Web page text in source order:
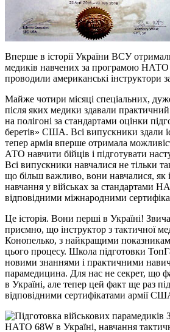
Вперше в історії України ВСУ
медиків навчених за програмою
проводили американські інструктори
Майже чотири місяці спеціальних,
після яких медики здавали
на полігоні за стандартами оцінки
беретів» США. Всі випускники здали
тепер армія вперше отримала
АТО навчити бійців і підготувати
Всі випускники навчалися не тільки
що більш важливо, вони навчалися, як
навчання у військах за стандартами
відповідними міжнародними
Це історія. Вони перші в Україні!
приємно, що інструктор з тактичної
Конопелько, з найкращими
цього процесу. Школа підготовки
новими знаннями і практичними
парамедицина. Для нас не секрет, що
в Україні, але тепер цей факт ще раз
відповідними сертифікатами армії